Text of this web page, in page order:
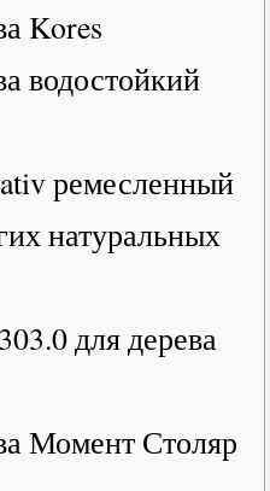
Kores
водостойкий
ремесленный
натуральных
для дерева
Момент Столяр